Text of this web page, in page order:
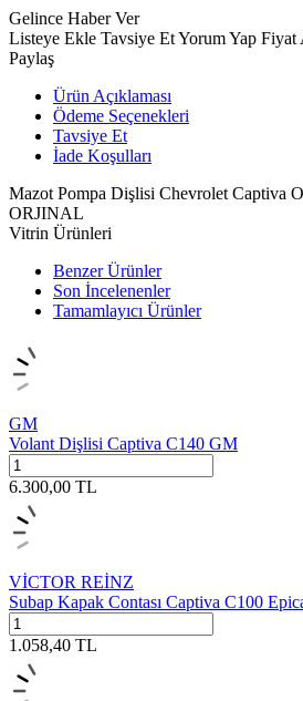
Gelince Haber Ver
Listeye Ekle Tavsiye EtYorum Yap Fiyat
Paylaş
Ürün Açıklaması
Ödeme Seçenekleri
Tavsiye Et
İade Koşulları
Mazot Pompa Dişlisi Chevrolet Captiva
ORJINAL
Vitrin Ürünleri
Benzer Ürünler
Son İncelenenler
Tamamlayıcı Ürünler
GM
Volant Dişlisi Captiva C140 GM
6.300,00 TL
VİCTOR REİNZ
Subap Kapak Contası Captiva C100
1.058,40 TL